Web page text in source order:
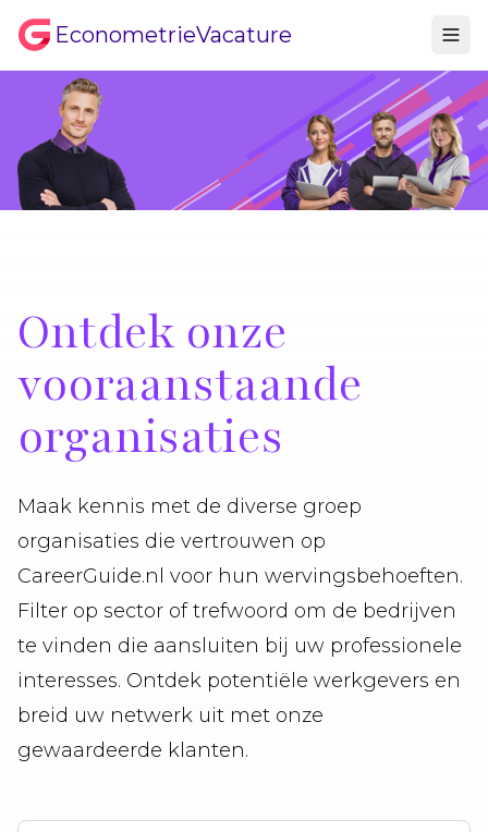
EconometrieVacature
Ontdek onze
vooraanstaande
organisaties
Maak kennis met de diverse groep
organisaties die vertrouwen op
CareerGuide.nl voor hun wervingsbehoeften.
Filter op sector of trefwoord om de bedrijven
te vinden die aansluiten bij uw professionele
interesses. Ontdek potentiële werkgevers en
breid uw netwerk uit met onze
gewaardeerde klanten.